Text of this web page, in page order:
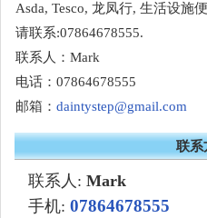
Asda, Tesco, 龙凤行, 生活设施
请联系:07864678555.
联系人：Mark
电话：07864678555
邮箱： daintystep@gmail.com
联系
联系人: Mark
手机: 07864678555